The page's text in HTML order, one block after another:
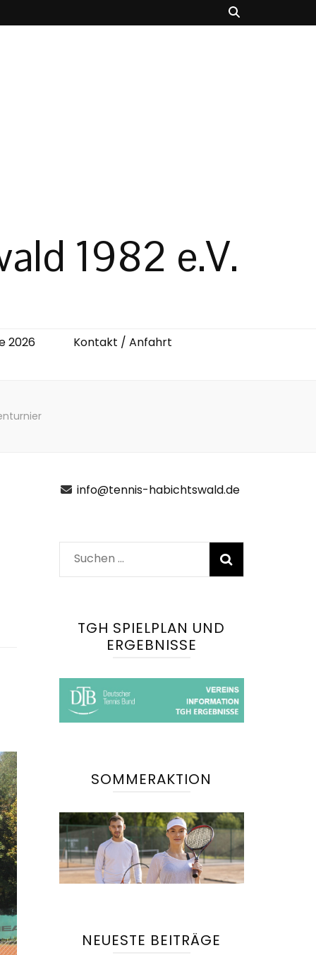
1982 e.V.
2026 Kontakt / Anfahrt
info@tennis-habichtswald.de
Suchen
nach:
TGH SPIELPLAN UND
ERGEBNISSE
SOMMERAKTION
NEUESTE BEITRÄGE